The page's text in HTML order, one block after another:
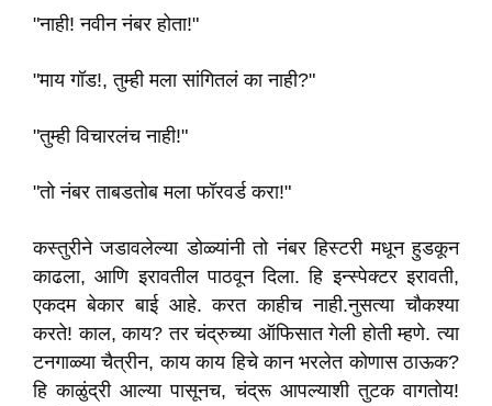
"नाही! नवीन नंबर होता!"
"माय गॉड!, तुम्ही मला सांगितलं का नाही?"
"तुम्ही विचारलंच नाही!"
"तो नंबर ताबडतोब मला फॉरवर्ड करा!"
कस्तुरीने जडावलेल्या डोळ्यांनी तो नंबर हिस्टरी मधून हुडकून
काढला, आणि इरावतील पाठवून दिला. हि इन्स्पेक्टर इरावती,
एकदम बेकार बाई आहे. करत काहीच नाही.नुसत्या चौकश्या
करते! काल, काय? तर चंद्रुच्या ऑफिसात गेली होती म्हणे. त्या
टनगाळ्या चैत्रीन, काय काय हिचे कान भरलेत कोणास ठाऊक?
हि काळुंद्री आल्या पासूनच, चंद्रू आपल्याशी तुटक वागतोय!